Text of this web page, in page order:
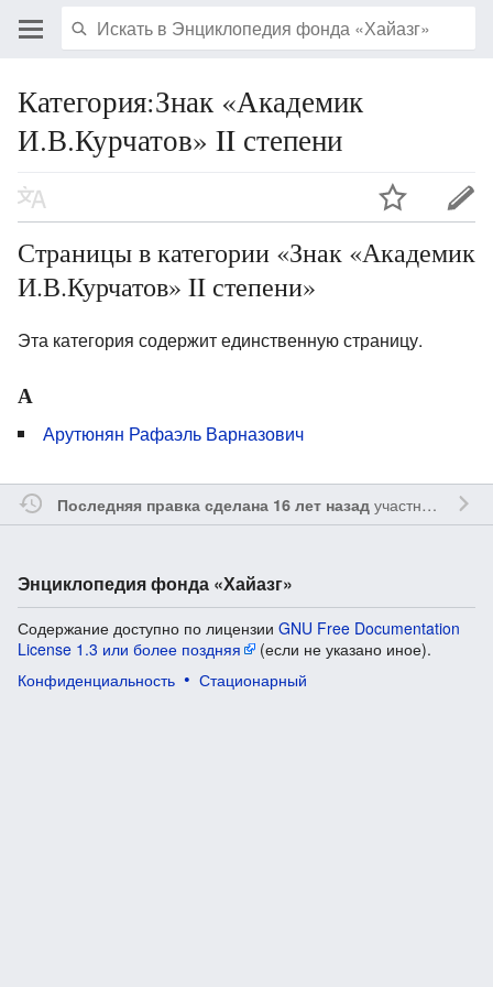
Категория:Знак «Академик
И.В.Курчатов» II степени
Страницы в категории «Знак «Академик
И.В.Курчатов» II степени»
Эта категория содержит единственную страницу.
А
Арутюнян Рафаэль Варназович
Последняя правка сделана 16 лет назадучастником
Энциклопедия фонда «Хайазг»
Содержание доступно по лицензии GNU Free Documentation
License 1.3 или более поздняя
(если не указано иное).
Конфиденциальность
Стационарный